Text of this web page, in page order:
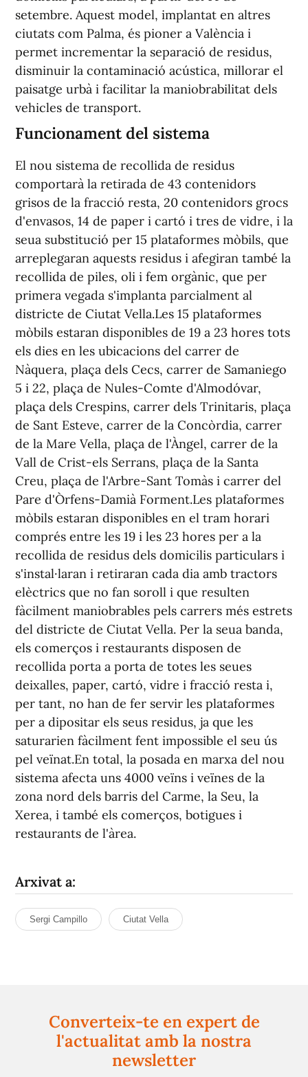
setembre. Aquest model, implantat en altres
ciutats com Palma, és pioner a València i
permet incrementar la separació de residus,
disminuir la contaminació acústica, millorar el
paisatge urbà i facilitar la maniobrabilitat dels
vehicles de transport.
Funcionament del sistema
El nou sistema de recollida de residus
comportarà la retirada de 43 contenidors
grisos de la fracció resta, 20 contenidors grocs
d'envasos, 14 de paper i cartó i tres de vidre, i la
seua substitució per 15 plataformes mòbils, que
arreplegaran aquests residus i afegiran també la
recollida de piles, oli i fem orgànic, que per
primera vegada s'implanta parcialment al
districte de Ciutat Vella.Les 15 plataformes
mòbils estaran disponibles de 19 a 23 hores tots
els dies en les ubicacions del carrer de
Nàquera, plaça dels Cecs, carrer de Samaniego
5 i 22, plaça de Nules-Comte d'Almodóvar,
plaça dels Crespins, carrer dels Trinitaris, plaça
de Sant Esteve, carrer de la Concòrdia, carrer
de la Mare Vella, plaça de l'Àngel, carrer de la
Vall de Crist-els Serrans, plaça de la Santa
Creu, plaça de l'Arbre-Sant Tomàs i carrer del
Pare d'Òrfens-Damià Forment.Les plataformes
mòbils estaran disponibles en el tram horari
comprés entre les 19 i les 23 hores per a la
recollida de residus dels domicilis particulars i
s'instal·laran i retiraran cada dia amb tractors
elèctrics que no fan soroll i que resulten
fàcilment maniobrables pels carrers més estrets
del districte de Ciutat Vella. Per la seua banda,
els comerços i restaurants disposen de
recollida porta a porta de totes les seues
deixalles, paper, cartó, vidre i fracció resta i,
per tant, no han de fer servir les plataformes
per a dipositar els seus residus, ja que les
saturarien fàcilment fent impossible el seu ús
pel veïnat.En total, la posada en marxa del nou
sistema afecta uns 4000 veïns i veïnes de la
zona nord dels barris del Carme, la Seu, la
Xerea, i també els comerços, botigues i
restaurants de l'àrea.
Arxivat a:
Sergi Campillo Ciutat Vella
Converteix-te en expert de
l'actualitat amb la nostra
newsletter